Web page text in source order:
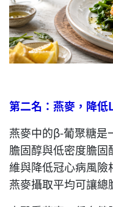
第二名：燕麥，降低
燕麥中的β-葡聚糖是
膽固醇與低密度膽固
維與降低冠心病風險
燕麥攝取平均可讓總